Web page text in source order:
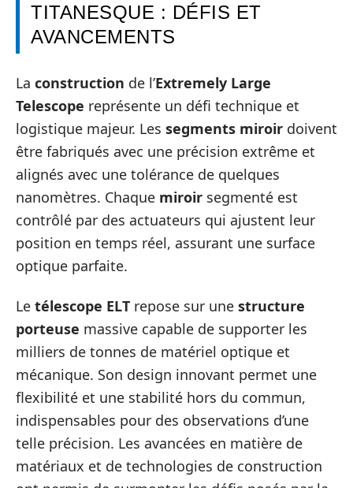
TITANESQUE : DÉFIS ET
AVANCEMENTS
La construction de l’Extremely Large
Telescope représente un défi technique et
logistique majeur. Les segments miroir doivent
être fabriqués avec une précision extrême et
alignés avec une tolérance de quelques
nanomètres. Chaque miroir segmenté est
contrôlé par des actuateurs qui ajustent leur
position en temps réel, assurant une surface
optique parfaite.
Le télescope ELT repose sur une structure
porteuse massive capable de supporter les
milliers de tonnes de matériel optique et
mécanique. Son design innovant permet une
flexibilité et une stabilité hors du commun,
indispensables pour des observations d’une
telle précision. Les avancées en matière de
matériaux et de technologies de construction